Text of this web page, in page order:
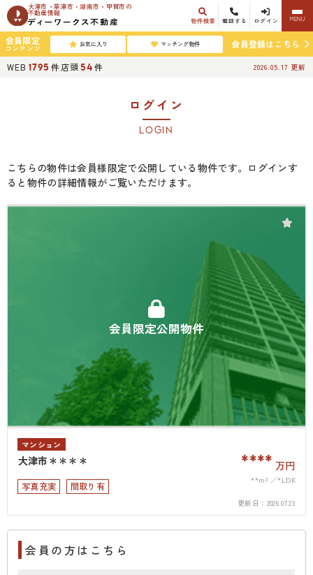
大津市・草津市・湖南市・甲賀市の
不動産情報
物件検索 電話する ログイン MENU
会員限定
コンテンツ お気に入り マッチング物件
会員登録はこちら
WEB 1795 件店頭54 件 2026.05.17 更新
ログイン
LOGIN
こちらの物件は会員様限定で公開している物件です。ログインす
ると物件の詳細情報がご覧いただけます。
会員限定公開物件
マンション
大津市＊＊＊＊ **** 万円
**m² *LDK
写真充実 間取り有
更新日： 2026.07.23
会員の方はこちら